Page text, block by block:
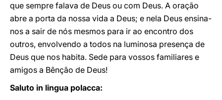
que sempre falava de Deus ou com Deus. A oração
abre a porta da nossa vida a Deus; e nela Deus ensina-
nos a sair de nós mesmos para ir ao encontro dos
outros, envolvendo a todos na luminosa presença de
Deus que nos habita. Sede para vossos familiares e
amigos a Bênção de Deus!
Saluto in lingua polacca: